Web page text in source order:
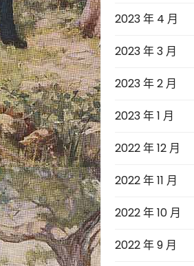
2023 年 4 月
2023 年 3 月
2023 年 2 月
2023 年 1 月
2022 年 12 月
2022 年 11 月
2022 年 10 月
2022 年 9 月